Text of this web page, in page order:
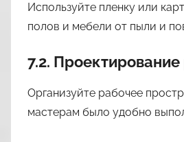
Используйте пленку или
полов и мебели от пыли и
7.2.
Организуйте рабочее
мастерам было удобно